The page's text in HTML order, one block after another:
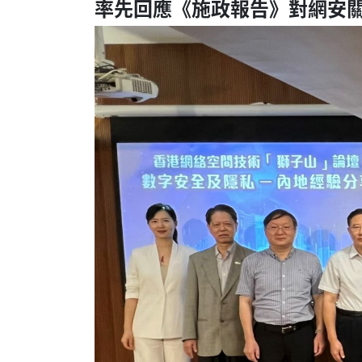
率先回應《施政報告》對網安